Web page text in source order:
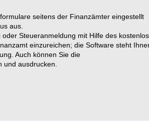
seitens der Finanzämter eingestellt
aus.
Steueranmeldung mit Hilfe des
einzureichen; die Software steht
Auch können Sie die
ausdrucken.